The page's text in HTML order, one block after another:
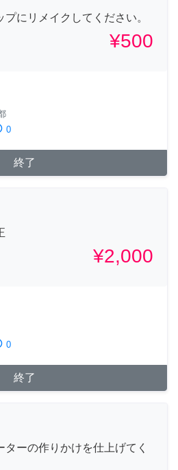
プにリメイクしてください。
¥500
0
終了
¥2,000
0
終了
ーの作りかけを仕上げてく